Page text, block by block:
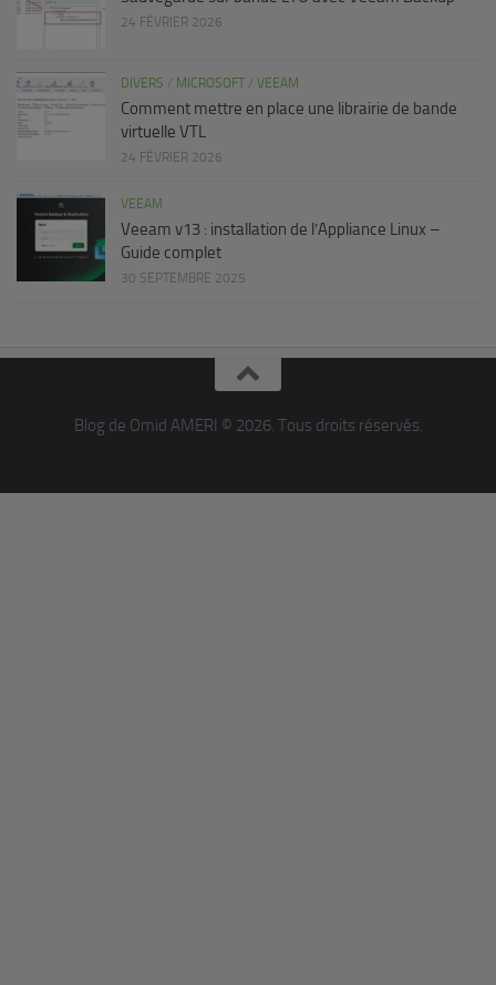
24 FÉVRIER 2026
DIVERS / MICROSOFT / VEEAM
Comment mettre en place une librairie de bande
virtuelle VTL
24 FÉVRIER 2026
VEEAM
Veeam v13 : installation de l’Appliance Linux –
Guide complet
30 SEPTEMBRE 2025
Blog de Omid AMERI © 2026. Tous droits réservés.